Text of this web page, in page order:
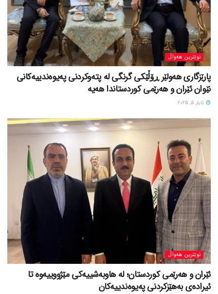
نوێترین هەواڵ
پارێزگاری هەولێر ڕۆڵێکی گرنگی لە پتەوکردنی پەیوەندییەکانی
نێوان ئێران و هەرێمی کوردستاندا هەیە
ئایار 5, 2025
نوێترین هەواڵ
ئێران و هەرێمی کوردستان؛ لە هاوبەشییەکی مێژووییەوە تا
ئیرادەی بەهێزکردنی پەیوەندییەکان